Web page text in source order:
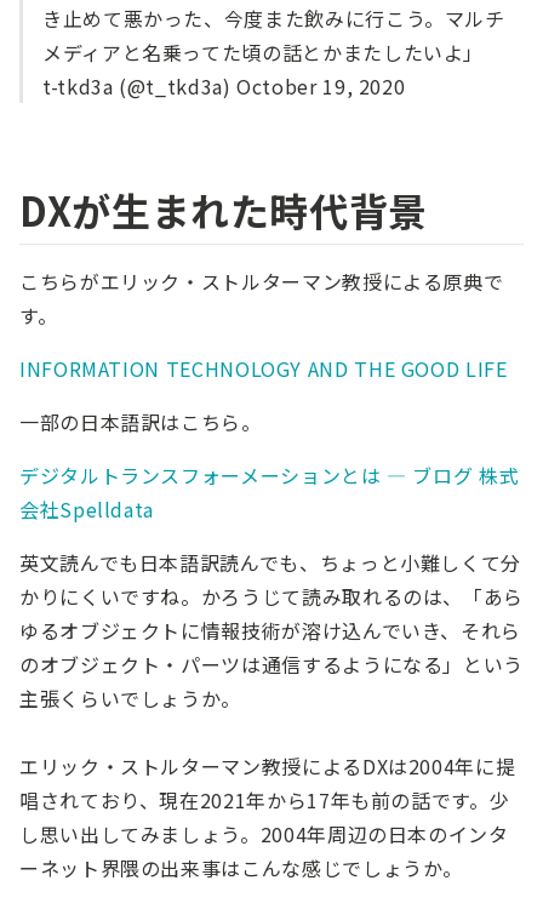
き止めて悪かった、今度また飲みに行こう。マルチ
メディアと名乗ってた頃の話とかまたしたいよ」
t-tkd3a (@t_tkd3a) October 19, 2020
DXが生まれた時代背景
こちらがエリック・ストルターマン教授による原典で
す。
INFORMATION TECHNOLOGY AND THE GOOD LIFE
一部の日本語訳はこちら。
デジタルトランスフォーメーションとは — ブログ 株式
会社Spelldata
英文読んでも日本語訳読んでも、ちょっと小難しくて分
かりにくいですね。かろうじて読み取れるのは、「あら
ゆるオブジェクトに情報技術が溶け込んでいき、それら
のオブジェクト・パーツは通信するようになる」という
主張くらいでしょうか。
エリック・ストルターマン教授によるDXは2004年に提
唱されており、現在2021年から17年も前の話です。少
し思い出してみましょう。2004年周辺の日本のインタ
ーネット界隈の出来事はこんな感じでしょうか。